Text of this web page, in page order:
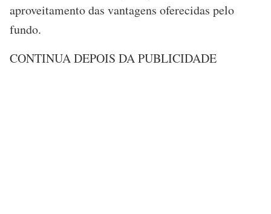
aproveitamento das vantagens oferecidas pelo
fundo.
CONTINUA DEPOIS DA PUBLICIDADE